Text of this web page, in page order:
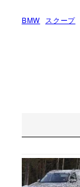
BMW スクープ